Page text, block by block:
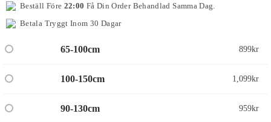
Beställ Före 22:00 Få Din Order Behandlad Samma Dag.
Betala Tryggt Inom 30 Dagar
65-100cm 899kr
100-150cm 1,099kr
90-130cm 959kr